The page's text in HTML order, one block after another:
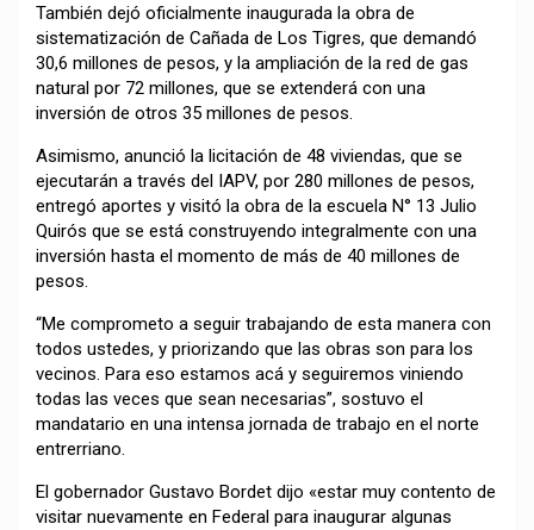
También dejó oficialmente inaugurada la obra de
sistematización de Cañada de Los Tigres, que demandó
30,6 millones de pesos, y la ampliación de la red de gas
natural por 72 millones, que se extenderá con una
inversión de otros 35 millones de pesos.
Asimismo, anunció la licitación de 48 viviendas, que se
ejecutarán a través del IAPV, por 280 millones de pesos,
entregó aportes y visitó la obra de la escuela N° 13 Julio
Quirós que se está construyendo integralmente con una
inversión hasta el momento de más de 40 millones de
pesos.
“Me comprometo a seguir trabajando de esta manera con
todos ustedes, y priorizando que las obras son para los
vecinos. Para eso estamos acá y seguiremos viniendo
todas las veces que sean necesarias”, sostuvo el
mandatario en una intensa jornada de trabajo en el norte
entrerriano.
El gobernador Gustavo Bordet dijo «estar muy contento de
visitar nuevamente en Federal para inaugurar algunas